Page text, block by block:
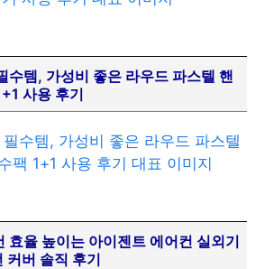
수템, 가성비 좋은 라우드 파스텔 핸
사용 후기
효율 높이는 아이젠트 에어컨 실외기
커버 솔직 후기